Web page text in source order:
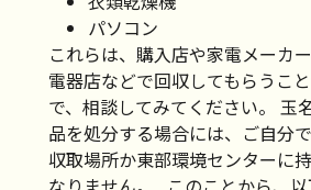
パソコン
これらは、購入店や家電メーカ
電器店などで回収してもらうこ
で、相談してみてください。 玉
品を処分する場合には、ご自分
収取場所か東部環境センターに